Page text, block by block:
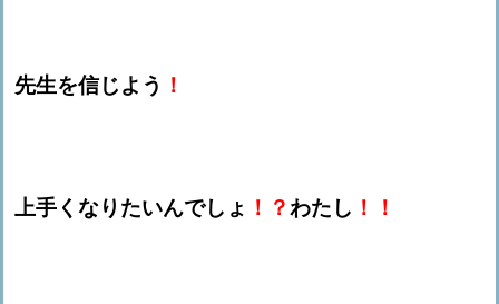
先生を信じよう ！
上手くなりたいんでしょ ！？わたし ！！